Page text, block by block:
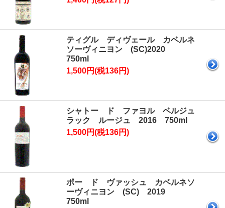
ティグル ディヴェール カベルネ
ソーヴィニヨン (SC)2020
750ml
1,500円(税136円)
シャトー ド ファヨル ベルジュ
ラック ルージュ 2016 750ml
1,500円(税136円)
ポー ド ヴァッシュ カベルネソ
ーヴィニヨン (SC) 2019
750ml